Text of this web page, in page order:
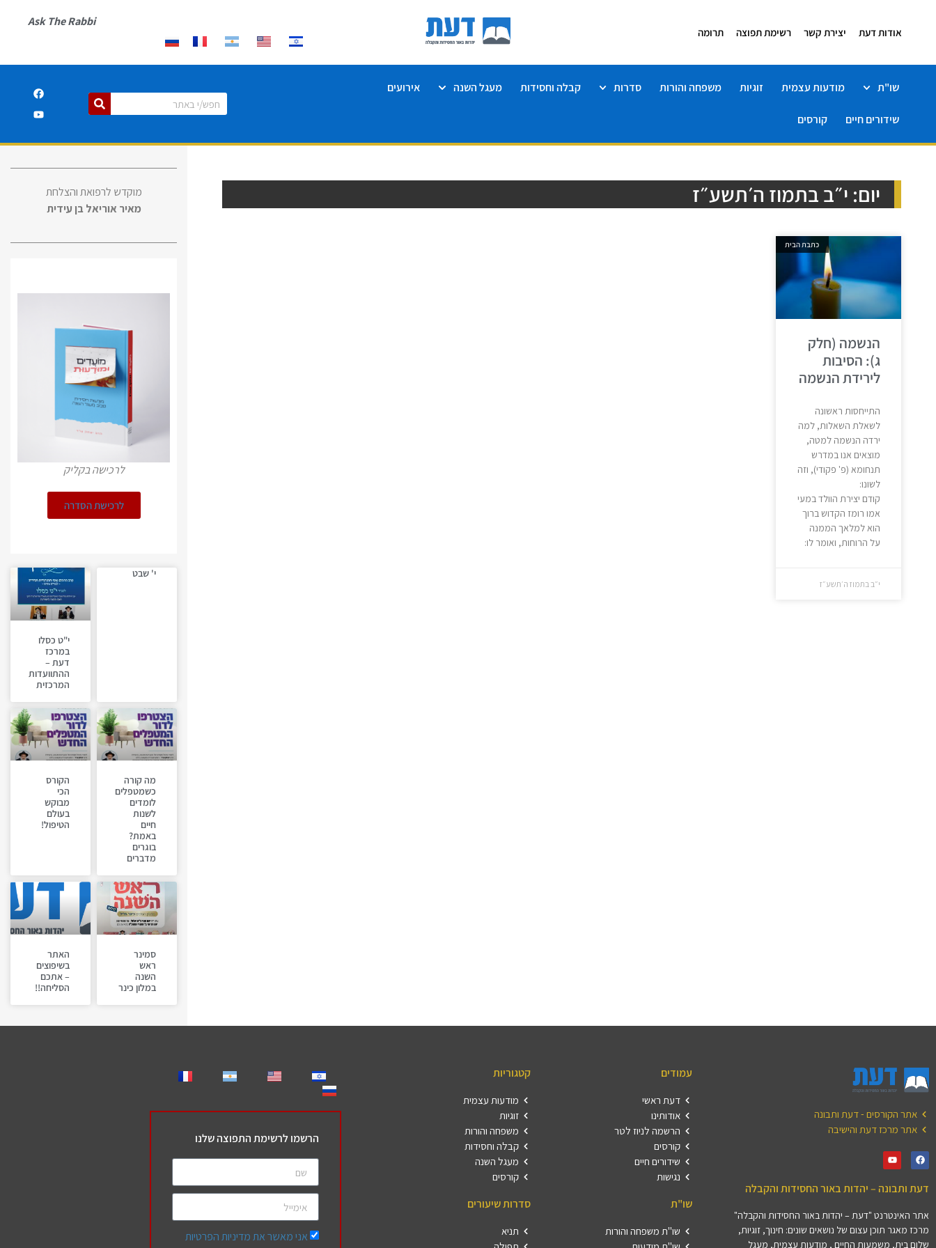
אודות דעת יצירת קשר רשימת תפוצה תרומה
Ask The Rabbi
שו"ת מודעות עצמית זוגיות משפחה והורות סדרות קבלה וחסידות מעגל השנה אירועים
שידורים חיים קורסים
יום: י״ב בתמוז ה׳תשע״ז
כתבת הבית
הנשמה (חלק
ג): הסיבות
לירידת הנשמה
התייחסות ראשונה
לשאלת השאלות, למה
ירדה הנשמה למטה,
מוצאים אנו במדרש
תנחומא (פ' פקודי), וזה
לשונו:
קודם יצירת הוולד במעי
אמו רומז הקדוש ברוך
הוא למלאך הממנה
על הרוחות, ואומר לו:
י״ב בתמוז ה׳תשע״ז
מוקדש לרפואת והצלחת
מאיר אוריאל בן עידית
לרכישה בקליק
לרכישת הסדרה
י' שבט
י"ט כסלו
במרכז
דעת –
ההתוועדות
המרכזית
מה קורה
כשמטפלים
לומדים
לשנות
חיים
באמת?
בוגרים
מדברים
הקורס
הכי
מבוקש
בעולם
הטיפול!
סמינר
ראש
השנה
במלון כינר
האתר
בשיפוצים
– אתכם
הסליחה!!
אתר הקורסים - דעת ותבונה
אתר מרכז דעת והישיבה
דעת ותבונה – יהדות באור החסידות והקבלה
אתר האינטרנט "דעת – יהדות באור החסידות והקבלה"
מרכז מאגר תוכן עצום של נושאים שונים: חינוך, זוגיות,
שלום בית, משמעות החיים , מודעות עצמית, מעגל
עמודים
דעת ראשי
אודותינו
הרשמה לניוז לטר
קורסים
שידורים חיים
נגישות
שו"ת
שו"ת משפחה והורות
קטגוריות
מודעות עצמית
זוגיות
משפחה והורות
קבלה וחסידות
מעגל השנה
קורסים
סדרות שיעורים
תניא
הרשמו לרשימת התפוצה שלנו
אני מאשר את מדיניות הפרטיות